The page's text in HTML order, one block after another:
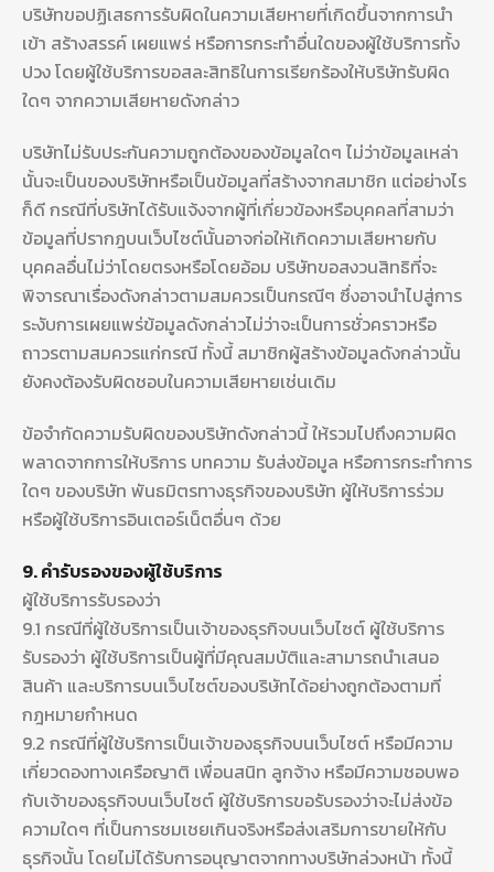
บริษัทขอปฏิเสธการรับผิดในความเสียหายที่เกิดขึ้นจากการนำ
เข้า สร้างสรรค์ เผยแพร่ หรือการกระทำอื่นใดของผู้ใช้บริการทั้ง
ปวง โดยผู้ใช้บริการขอสละสิทธิในการเรียกร้องให้บริษัทรับผิด
ใดๆ จากความเสียหายดังกล่าว
บริษัทไม่รับประกันความถูกต้องของข้อมูลใดๆ ไม่ว่าข้อมูลเหล่า
นั้นจะเป็นของบริษัทหรือเป็นข้อมูลที่สร้างจากสมาชิก แต่อย่างไร
ก็ดี กรณีที่บริษัทได้รับแจ้งจากผู้ที่เกี่ยวข้องหรือบุคคลที่สามว่า
ข้อมูลที่ปรากฎบนเว็บไซต์นั้นอาจก่อให้เกิดความเสียหายกับ
บุคคลอื่นไม่ว่าโดยตรงหรือโดยอ้อม บริษัทขอสงวนสิทธิที่จะ
พิจารณาเรื่องดังกล่าวตามสมควรเป็นกรณีๆ ซึ่งอาจนำไปสู่การ
ระงับการเผยแพร่ข้อมูลดังกล่าวไม่ว่าจะเป็นการชั่วคราวหรือ
ถาวรตามสมควรแก่กรณี ทั้งนี้ สมาชิกผู้สร้างข้อมูลดังกล่าวนั้น
ยังคงต้องรับผิดชอบในความเสียหายเช่นเดิม
ข้อจำกัดความรับผิดของบริษัทดังกล่าวนี้ ให้รวมไปถึงความผิด
พลาดจากการให้บริการ บทความ รับส่งข้อมูล หรือการกระทำการ
ใดๆ ของบริษัท พันธมิตรทางธุรกิจของบริษัท ผู้ให้บริการร่วม
หรือผู้ใช้บริการอินเตอร์เน็ตอื่นๆ ด้วย
9. คำรับรองของผู้ใช้บริการ
ผู้ใช้บริการรับรองว่า
9.1 กรณีที่ผู้ใช้บริการเป็นเจ้าของธุรกิจบนเว็บไซต์ ผู้ใช้บริการ
รับรองว่า ผู้ใช้บริการเป็นผู้ที่มีคุณสมบัติและสามารถนำเสนอ
สินค้า และบริการบนเว็บไซต์ของบริษัทได้อย่างถูกต้องตามที่
กฎหมายกำหนด
9.2 กรณีที่ผู้ใช้บริการเป็นเจ้าของธุรกิจบนเว็บไซต์ หรือมีความ
เกี่ยวดองทางเครือญาติ เพื่อนสนิท ลูกจ้าง หรือมีความชอบพอ
กับเจ้าของธุรกิจบนเว็บไซต์ ผู้ใช้บริการขอรับรองว่าจะไม่ส่งข้อ
ความใดๆ ที่เป็นการชมเชยเกินจริงหรือส่งเสริมการขายให้กับ
ธุรกิจนั้น โดยไม่ได้รับการอนุญาตจากทางบริษัทล่วงหน้า ทั้งนี้